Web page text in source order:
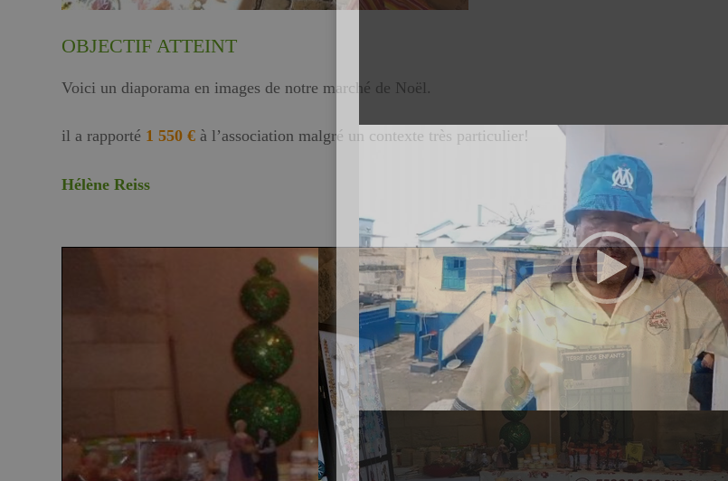
OBJECTIF ATTEINT
Voici un diaporama en images de notre marché de Noël.
il a rapporté 1 550 € à l’association malgré un contexte très particulier!
Hélène Reiss